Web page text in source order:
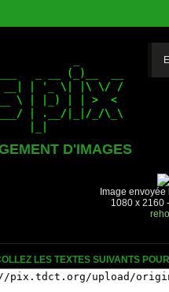
D'IMAGES
Image
1080 x 2160
LES TEXTES SUIVANTS